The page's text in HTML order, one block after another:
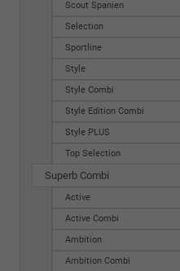
Scout Spanien
Selection
Sportline
Style
Style Combi
Style Edition Combi
Style PLUS
Top Selection
Superb Combi
Active
Active Combi
Ambition
Ambition Combi